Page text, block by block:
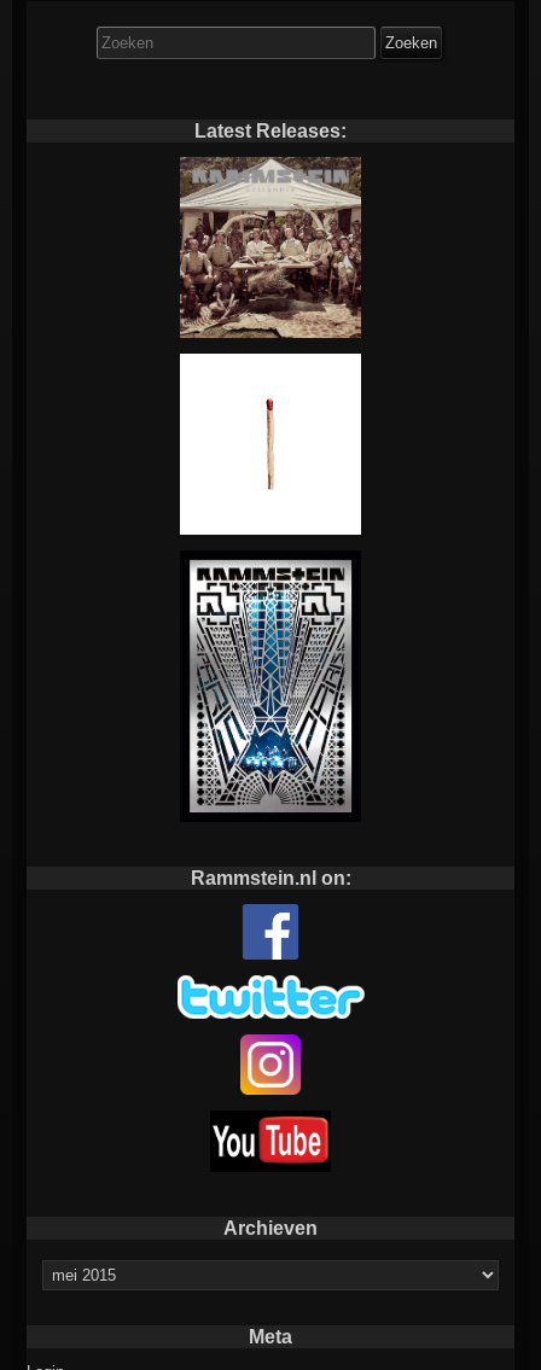
Zoek
naar:
Latest Releases:
Rammstein.nl on:
Archieven
Archieven
Meta